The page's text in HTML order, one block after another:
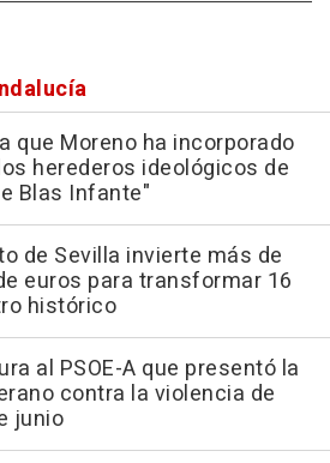
que Moreno ha incorporado
herederos ideológicos de
Blas Infante"
de Sevilla invierte más de
euros para transformar 16
histórico
al PSOE-A que presentó la
contra la violencia de
junio